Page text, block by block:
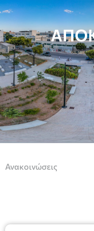
Ανακοινώσεις